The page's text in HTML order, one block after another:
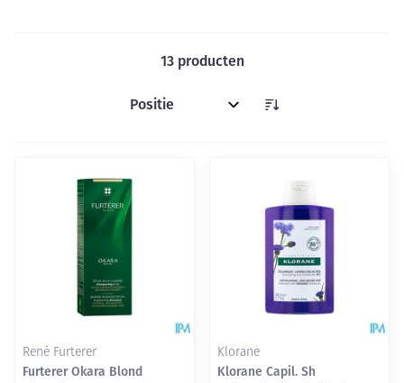
13producten
Sorteer op:
René Furterer
Furterer Okara Blond
Klorane
Klorane Capil. Sh